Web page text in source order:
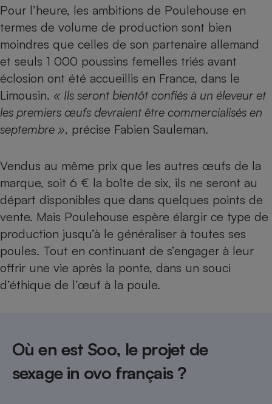
Pour l’heure, les ambitions de Poulehouse en
termes de volume de production sont bien
moindres que celles de son partenaire allemand
et seuls 1 000 poussins femelles triés avant
éclosion ont été accueillis en France, dans le
Limousin. « Ils seront bientôt confiés à un éleveur et
les premiers œufs devraient être commercialisés en
septembre », précise Fabien Sauleman.
Vendus au même prix que les autres œufs de la
marque, soit 6 € la boîte de six, ils ne seront au
départ disponibles que dans quelques points de
vente. Mais Poulehouse espère élargir ce type de
production jusqu’à le généraliser à toutes ses
poules. Tout en continuant de s’engager à leur
offrir une vie après la ponte, dans un souci
d’éthique de l’œuf à la poule.
Où en est Soo, le projet de
sexage in ovo français ?